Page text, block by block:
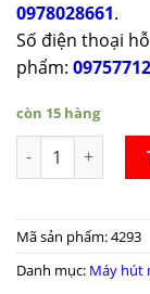
0978028661.
Số điện thoại
phẩm:
còn 15 hàng
Máy hút mùi
Mã sản phẩm:4293
Danh mục: Máy hút